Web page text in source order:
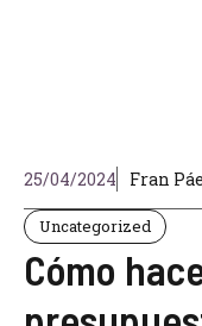
25/04/2024 Fran
Uncategorized
Cómo